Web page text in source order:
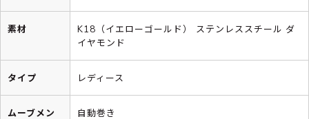
素材
K18（イエローゴールド） ステンレススチール ダ
イヤモンド
タイプ レディース
ムーブメン
自動巻き